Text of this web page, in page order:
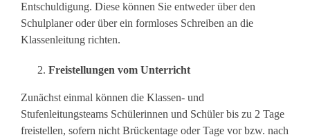
Entschuldigung. Diese können Sie entweder über den
Schulplaner oder über ein formloses Schreiben an die
Klassenleitung richten.
Freistellungen vom Unterricht
Zunächst einmal können die Klassen- und
Stufenleitungsteams Schülerinnen und Schüler bis zu 2 Tage
freistellen, sofern nicht Brückentage oder Tage vor bzw. nach